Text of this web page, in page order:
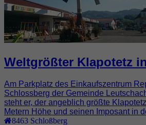
Weltgrößter Klapotetz
Am Parkplatz des Einkaufszentrum
Schlossberg der Gemeinde
steht er, der angeblich größte
Metern Höhe und seinen Imposant in
8463 Schloßberg